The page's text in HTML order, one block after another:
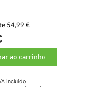
54,99 €
ao carrinho
incluído